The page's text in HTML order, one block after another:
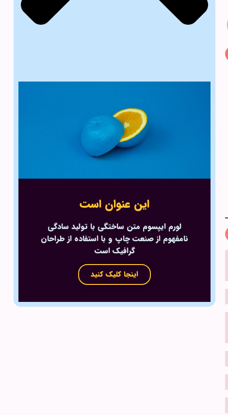
این عنوان است
لورم ایپسوم متن ساختگی با تولید سادگی
نامفهوم از صنعت چاپ و با استفاده از طراحان
گرافیک است
اینجا کلیک کنید